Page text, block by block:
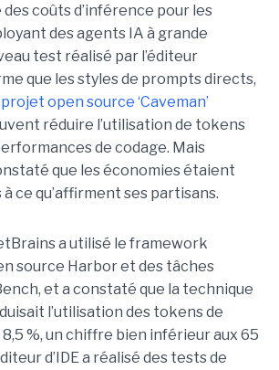
coûts d’inférence pour les
des agents IA à grande
test réalisé par l’éditeur
que les styles de prompts directs,
open source ‘Caveman’
réduire l’utilisation de tokens
de codage. Mais
que les économies étaient
ce qu’affirment ses partisans.
a utilisé le framework
source Harbor et des tâches
et a constaté que la technique
l’utilisation des tokens de
%, un chiffre bien inférieur aux 65
d’IDE a réalisé des tests de